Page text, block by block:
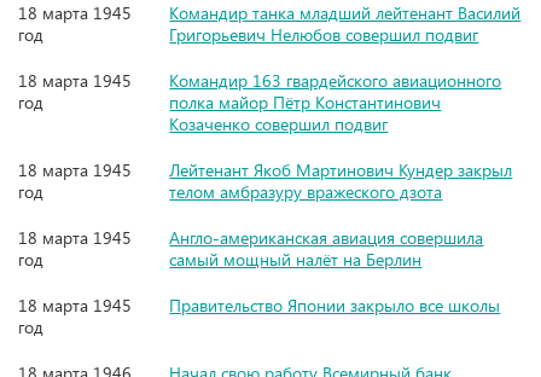
18 марта 1945
год
Командир танка младший лейтенант Василий
Григорьевич Нелюбов совершил подвиг
18 марта 1945
год
Командир 163 гвардейского авиационного
полка майор Пётр Константинович
Козаченко совершил подвиг
18 марта 1945
год
Лейтенант Якоб Мартинович Кундер закрыл
телом амбразуру вражеского дзота
18 марта 1945
год
Англо-американская авиация совершила
самый мощный налёт на Берлин
18 марта 1945
год
Правительство Японии закрыло все школы